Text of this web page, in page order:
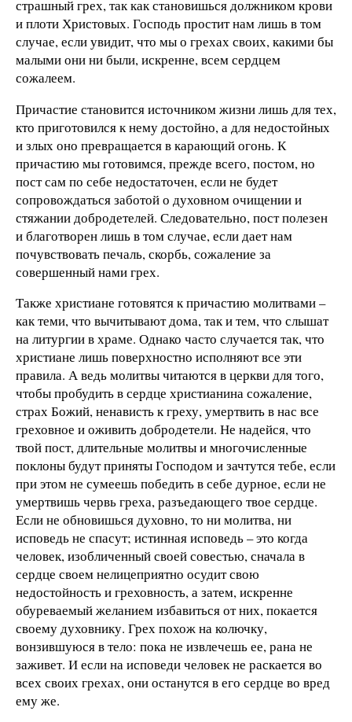
страшный грех, так как становишься должником крови
и плоти Христовых. Господь простит нам лишь в том
случае, если увидит, что мы о грехах своих, какими бы
малыми они ни были, искренне, всем сердцем
сожалеем.
Причастие становится источником жизни лишь для тех,
кто приготовился к нему достойно, а для недостойных
и злых оно превращается в карающий огонь. К
причастию мы готовимся, прежде всего, постом, но
пост сам по себе недостаточен, если не будет
сопровождаться заботой о духовном очищении и
стяжании добродетелей. Следовательно, пост полезен
и благотворен лишь в том случае, если дает нам
почувствовать печаль, скорбь, сожаление за
совершенный нами грех.
Также христиане готовятся к причастию молитвами –
как теми, что вычитывают дома, так и тем, что слышат
на литургии в храме. Однако часто случается так, что
христиане лишь поверхностно исполняют все эти
правила. А ведь молитвы читаются в церкви для того,
чтобы пробудить в сердце христианина сожаление,
страх Божий, ненависть к греху, умертвить в нас все
греховное и оживить добродетели. Не надейся, что
твой пост, длительные молитвы и многочисленные
поклоны будут приняты Господом и зачтутся тебе, если
при этом не сумеешь победить в себе дурное, если не
умертвишь червь греха, разъедающего твое сердце.
Если не обновишься духовно, то ни молитва, ни
исповедь не спасут; истинная исповедь – это когда
человек, изобличенный своей совестью, сначала в
сердце своем нелицеприятно осудит свою
недостойность и греховность, а затем, искренне
обуреваемый желанием избавиться от них, покается
своему духовнику. Грех похож на колючку,
вонзившуюся в тело: пока не извлечешь ее, рана не
заживет. И если на исповеди человек не раскается во
всех своих грехах, они останутся в его сердце во вред
ему же.